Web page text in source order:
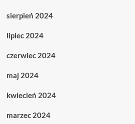
sierpień 2024
lipiec 2024
czerwiec 2024
maj 2024
kwiecień 2024
marzec 2024